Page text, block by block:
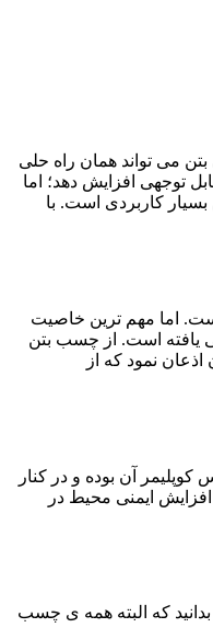
می تواند همان راه حلی
توجهی افزایش دهد؛ اما
کاربردی است. با
اما مهم ترین خاصیت
یافته است. از چسب بتن
نمود که از
آن بوده و در کنار
ایمنی محیط در
که البته همه ی چسب